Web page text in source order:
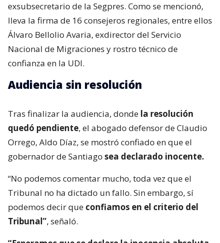
exsubsecretario de la Segpres. Como se mencionó,
lleva la firma de 16 consejeros regionales, entre ellos
Álvaro Bellolio Avaria, exdirector del Servicio
Nacional de Migraciones y rostro técnico de
confianza en la UDI.
Audiencia sin resolución
Tras finalizar la audiencia, donde la resolución
quedó pendiente, el abogado defensor de Claudio
Orrego, Aldo Díaz, se mostró confiado en que el
gobernador de Santiago sea declarado inocente.
“No podemos comentar mucho, toda vez que el
Tribunal no ha dictado un fallo. Sin embargo, sí
podemos decir que confiamos en el criterio del
Tribunal”, señaló.